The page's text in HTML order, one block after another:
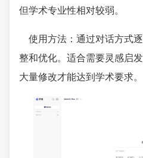
但学术专业性相对较弱。
使用方法：通过对话方式
整和优化。适合需要灵感启
大量修改才能达到学术要求。